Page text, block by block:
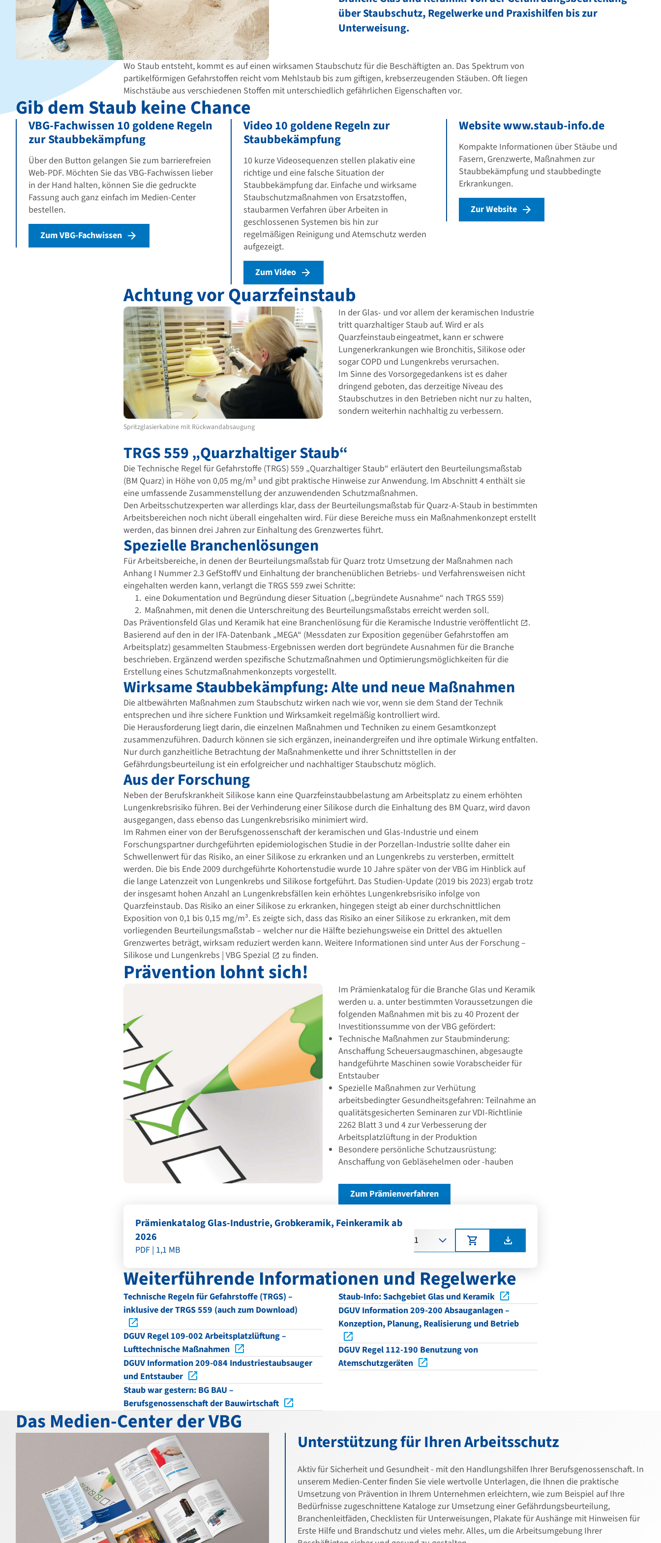
über Staubschutz, Regelwerke und Praxishilfen bis zur
Unterweisung.
Wo Staub entsteht, kommt es auf einen wirksamen Staubschutz für die Beschäftigten an. Das Spektrum von
partikelförmigen Gefahrstoffen reicht vom Mehlstaub bis zum giftigen, krebserzeugenden Stäuben. Oft liegen
Mischstäube aus verschiedenen Stoffen mit unterschiedlich gefährlichen Eigenschaften vor.
Gib dem Staub keine Chance
VBG-Fachwissen 10 goldene Regeln
zur Staubbekämpfung
Über den Button gelangen Sie zum barrierefreien
Web-PDF. Möchten Sie das VBG-Fachwissen lieber
in der Hand halten, können Sie die gedruckte
Fassung auch ganz einfach im Medien-Center
bestellen.
Zum VBG-Fachwissen
Video 10 goldene Regeln zur
Staubbekämpfung
10 kurze Videosequenzen stellen plakativ eine
richtige und eine falsche Situation der
Staubbekämpfung dar. Einfache und wirksame
Staubschutzmaßnahmen von Ersatzstoffen,
staubarmen Verfahren über Arbeiten in
geschlossenen Systemen bis hin zur
regelmäßigen Reinigung und Atemschutz werden
aufgezeigt.
Zum Video
Website www.staub-info.de
Kompakte Informationen über Stäube und
Fasern, Grenzwerte, Maßnahmen zur
Staubbekämpfung und staubbedingte
Erkrankungen.
Zur Website
Achtung vor Quarzfeinstaub
Spritzglasierkabine mit Rückwandabsaugung
In der Glas- und vor allem der keramischen Industrie
tritt quarzhaltiger Staub auf. Wird er als
Quarzfeinstaub eingeatmet, kann er schwere
Lungenerkrankungen wie Bronchitis, Silikose oder
sogar COPD und Lungenkrebs verursachen.
Im Sinne des Vorsorgegedankens ist es daher
dringend geboten, das derzeitige Niveau des
Staubschutzes in den Betrieben nicht nur zu halten,
sondern weiterhin nachhaltig zu verbessern.
TRGS 559 „Quarzhaltiger Staub“
Die Technische Regel für Gefahrstoffe (TRGS) 559 „Quarzhaltiger Staub“ erläutert den Beurteilungsmaßstab
(BM Quarz) in Höhe von 0,05 mg/m³ und gibt praktische Hinweise zur Anwendung. Im Abschnitt 4 enthält sie
eine umfassende Zusammenstellung der anzuwendenden Schutzmaßnahmen.
Den Arbeitsschutzexperten war allerdings klar, dass der Beurteilungsmaßstab für Quarz-A-Staub in bestimmten
Arbeitsbereichen noch nicht überall eingehalten wird. Für diese Bereiche muss ein Maßnahmenkonzept erstellt
werden, das binnen drei Jahren zur Einhaltung des Grenzwertes führt.
Spezielle Branchenlösungen
Für Arbeitsbereiche, in denen der Beurteilungsmaßstab für Quarz trotz Umsetzung der Maßnahmen nach
Anhang I Nummer 2.3 GefStoffV und Einhaltung der branchenüblichen Betriebs- und Verfahrensweisen nicht
eingehalten werden kann, verlangt die TRGS 559 zwei Schritte:
eine Dokumentation und Begründung dieser Situation („begründete Ausnahme“ nach TRGS 559)
Maßnahmen, mit denen die Unterschreitung des Beurteilungsmaß­stabs erreicht werden soll.
Das Präventionsfeld Glas und Keramik hat eine Branchenlösung für die Keramische Industrie veröffentlicht
.
Basierend auf den in der IFA-Datenbank „MEGA“ (Messdaten zur Exposition gegenüber Gefahrstoffen am
Arbeitsplatz) gesammelten Staubmess-Ergebnissen werden dort begründete Ausnahmen für die Branche
beschrieben. Ergänzend werden spezifische Schutzmaßnahmen und Optimierungsmöglichkeiten für die
Erstellung eines Schutzmaßnahmenkonzepts vorgestellt.
Wirksame Staubbekämpfung: Alte und neue Maßnahmen
Die altbewährten Maßnahmen zum Staubschutz wirken nach wie vor, wenn sie dem Stand der Technik
entsprechen und ihre sichere Funktion und Wirksamkeit regelmäßig kontrolliert wird.
Die Herausforderung liegt darin, die einzelnen Maßnahmen und Techniken zu einem Gesamtkonzept
zusammenzuführen. Dadurch können sie sich ergänzen, ineinandergreifen und ihre optimale Wirkung entfalten.
Nur durch ganzheitliche Betrachtung der Maßnahmenkette und ihrer Schnittstellen in der
Gefährdungsbeurteilung ist ein erfolgreicher und nachhaltiger Staubschutz möglich.
Aus der Forschung
Neben der Berufskrankheit Silikose kann eine Quarzfeinstaubbelastung am Arbeitsplatz zu einem erhöhten
Lungenkrebsrisiko führen. Bei der Verhinderung einer Silikose durch die Einhaltung des BM Quarz, wird davon
ausgegangen, dass ebenso das Lungenkrebsrisiko minimiert wird.
Im Rahmen einer von der Berufsgenossenschaft der keramischen und Glas-Industrie und einem
Forschungspartner durchgeführten epidemiologischen Studie in der Porzellan-Industrie sollte daher ein
Schwellenwert für das Risiko, an einer Silikose zu erkranken und an Lungenkrebs zu versterben, ermittelt
werden. Die bis Ende 2009 durchgeführte Kohortenstudie wurde 10 Jahre später von der VBG im Hinblick auf
die lange Latenzzeit von Lungenkrebs und Silikose fortgeführt. Das Studien-Update (2019 bis 2023) ergab trotz
der insgesamt hohen Anzahl an Lungenkrebsfällen kein erhöhtes Lungenkrebsrisiko infolge von
Quarzfeinstaub. Das Risiko an einer Silikose zu erkranken, hingegen steigt ab einer durchschnittlichen
Exposition von 0,1 bis 0,15 mg/m³. Es zeigte sich, dass das Risiko an einer Silikose zu erkranken, mit dem
vorliegenden Beurteilungsmaßstab – welcher nur die Hälfte beziehungsweise ein Drittel des aktuellen
Grenzwertes beträgt, wirksam reduziert werden kann. Weitere Informationen sind unterAus der Forschung –
Silikose und Lungenkrebs | VBG Spezial
zu finden.
Prävention lohnt sich!
Im Prämienkatalog für die Branche Glas und Keramik
werden u. a. unter bestimmten Voraussetzungen die
folgenden Maßnahmen mit bis zu 40 Prozent der
Investitionssumme von der VBG gefördert:
Technische Maßnahmen zur Staubminderung:
Anschaffung Scheuersaugmaschinen, abgesaugte
handgeführte Maschinen sowie Vorabscheider für
Entstauber
Spezielle Maßnahmen zur Verhütung
arbeitsbedingter Gesundheitsgefahren: Teilnahme an
qualitätsgesicherten Seminaren zur VDI-Richtlinie
2262 Blatt 3 und 4 zur Verbesserung der
Arbeitsplatzlüftung in der Produktion
Besondere persönliche Schutzausrüstung:
Anschaffung von Gebläsehelmen oder -hauben
Zum Prämienverfahren
Prämienkatalog Glas-Industrie, Grobkeramik, Feinkeramik ab
2026
PDF | 1,1 MB
Weiterführende Informationen und Regelwerke
Technische Regeln für Gefahrstoffe (TRGS) –
inklusive der TRGS 559 (auch zum Download)
DGUV Regel 109-002 Arbeitsplatzlüftung –
Lufttechnische Maßnahmen
DGUV Information 209-084 Industriestaubsauger
und Entstauber
Staub war gestern: BG BAU –
Berufsgenossenschaft der Bauwirtschaft
Staub-Info: Sachgebiet Glas und Keramik
DGUV Information 209-200 Absauganlagen –
Konzeption, Planung, Realisierung und Betrieb
DGUV Regel 112-190 Benutzung von
Atemschutzgeräten
Das Medien-Center der VBG
Unterstützung für Ihren Arbeitsschutz
Aktiv für Sicherheit und Gesundheit - mit den Handlungshilfen Ihrer Berufsgenossenschaft. In
unserem Medien-Center finden Sie viele wertvolle Unterlagen, die Ihnen die praktische
Umsetzung von Prävention in Ihrem Unternehmen erleichtern, wie zum Beispiel auf Ihre
Bedürfnisse zugeschnittene Kataloge zur Umsetzung einer Gefährdungsbeurteilung,
Branchenleitfäden, Checklisten für Unterweisungen, Plakate für Aushänge mit Hinweisen für
Erste Hilfe und Brandschutz und vieles mehr. Alles, um die Arbeitsumgebung Ihrer